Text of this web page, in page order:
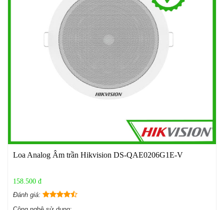
Loa Analog Âm trần Hikvision DS-QAE0206G1E-V
158.500 đ
Đánh giá: